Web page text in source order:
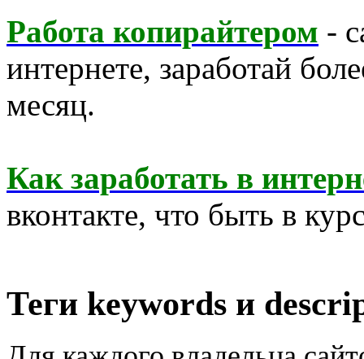
Работа копирайтером -
интернете, заработай
месяц.
Как заработать в
вконтакте, что быть в
Теги keywords и